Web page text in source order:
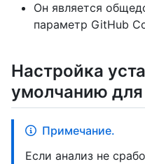
Он является
параметр GitHub
Настройка
умолчанию для
Примечание.
Если анализ не